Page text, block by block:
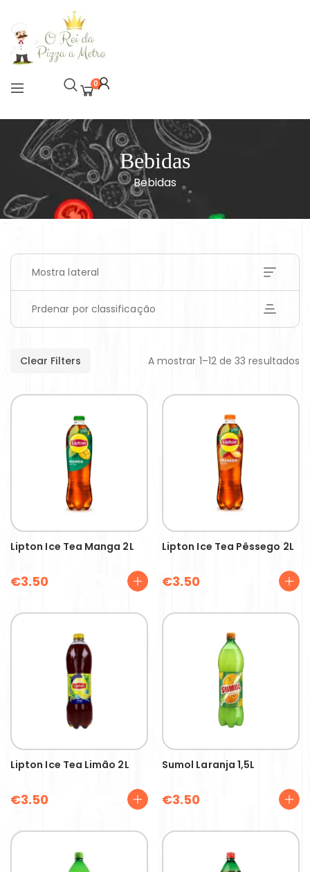
0
Bebidas
Bebidas
Mostra lateral
Prdenar por classificação
Clear Filters A mostrar 1–12 de 33 resultados
Lipton Ice Tea Manga 2L
€3.50
Lipton Ice Tea Pêssego 2L
€3.50
Lipton Ice Tea Limão 2L
€3.50
Sumol Laranja 1,5L
€3.50